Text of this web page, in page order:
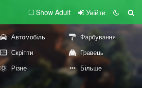
Show Adult Увійти
Автомобіль
Фарбування
Скріпти
Гравець
Різне Більше